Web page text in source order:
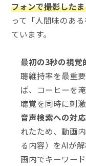
フォンで撮影した
って「人間味のあ
ています。
最初の3秒の視覚
聴維持率を最重
ば、コーヒーを
聴覚を同時に刺
音声検索への対応
れたため、動画
る内容）をAIが
画内でキーワー